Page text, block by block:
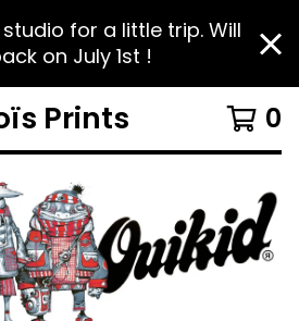
for a little trip. Will
on July 1st !
Prints 0